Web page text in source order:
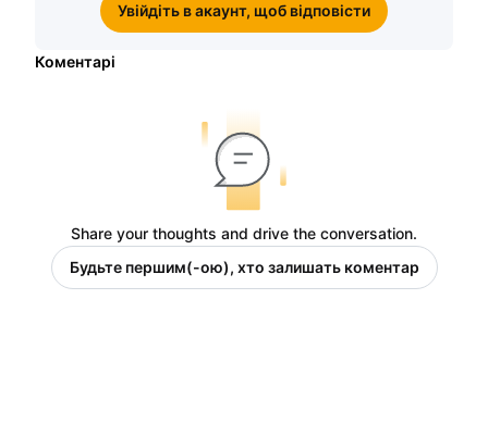
Увійдіть в акаунт, щоб відповісти
Коментарі
Share your thoughts and drive the conversation.
Будьте першим(-ою), хто залишать коментар